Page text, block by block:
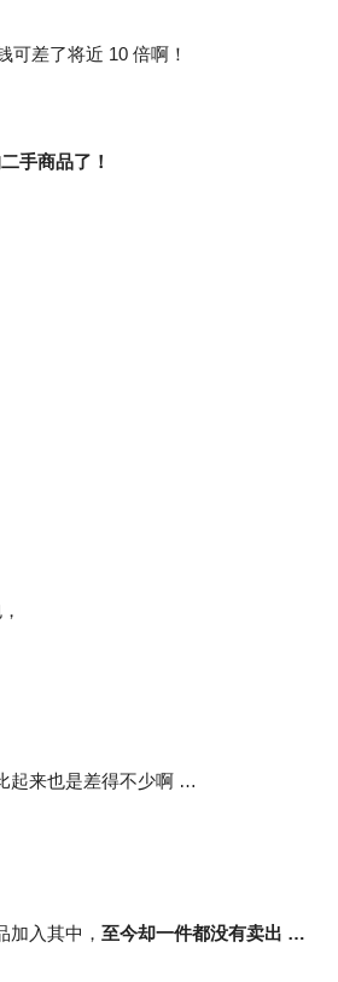
可差了将近 10 倍啊！
手商品了！
起来也是差得不少啊 …
入其中， 至今却一件都没有卖出 …